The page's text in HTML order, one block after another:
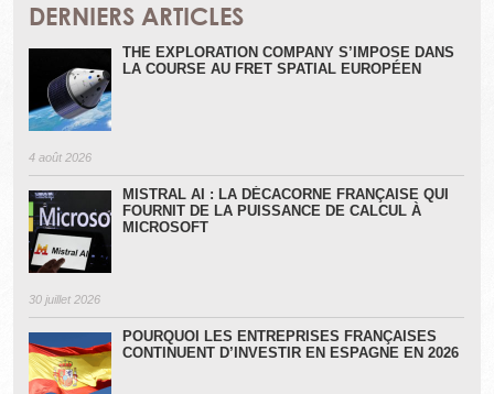
DERNIERS ARTICLES
THE EXPLORATION COMPANY S’IMPOSE DANS
LA COURSE AU FRET SPATIAL EUROPÉEN
4 août 2026
MISTRAL AI : LA DÉCACORNE FRANÇAISE QUI
FOURNIT DE LA PUISSANCE DE CALCUL À
MICROSOFT
30 juillet 2026
POURQUOI LES ENTREPRISES FRANÇAISES
CONTINUENT D’INVESTIR EN ESPAGNE EN 2026